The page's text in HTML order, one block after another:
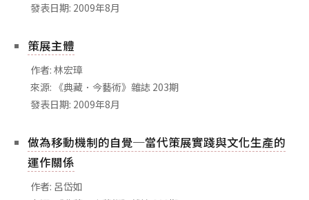
發表日期: 2009年8月
策展主體
作者: 林宏璋
來源: 《典藏．今藝術》雜誌 203期
發表日期: 2009年8月
做為移動機制的自覺─當代策展實踐與文化生產的
運作關係
作者: 呂岱如